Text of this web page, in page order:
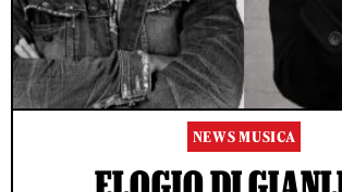
NEWS MUSICA